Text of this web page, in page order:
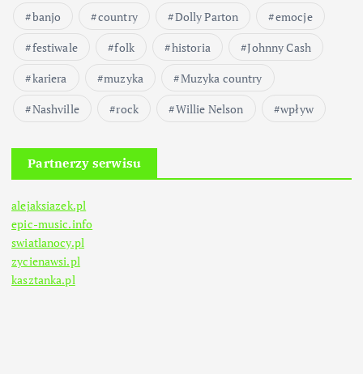
banjo country Dolly Parton
emocje
festiwale
folk historia
Johnny Cash
kariera
muzyka
Muzyka country
Nashville
rock Willie Nelson wpływ
Partnerzy serwisu
alejaksiazek.pl
epic-music.info
swiatlanocy.pl
zycienawsi.pl
kasztanka.pl